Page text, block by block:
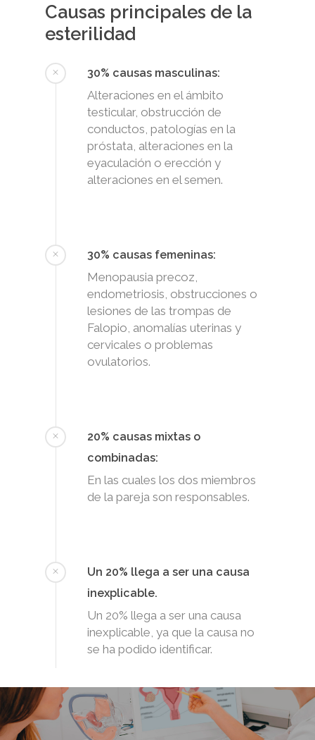
Causas principales de la
esterilidad
30% causas masculinas:
Alteraciones en el ámbito
testicular, obstrucción de
conductos, patologías en la
próstata, alteraciones en la
eyaculación o erección y
alteraciones en el semen.
30% causas femeninas:
Menopausia precoz,
endometriosis, obstrucciones o
lesiones de las trompas de
Falopio, anomalías uterinas y
cervicales o problemas
ovulatorios.
20% causas mixtas o
combinadas:
En las cuales los dos miembros
de la pareja son responsables.
Un 20% llega a ser una causa
inexplicable.
Un 20% llega a ser una causa
inexplicable, ya que la causa no
se ha podido identificar.